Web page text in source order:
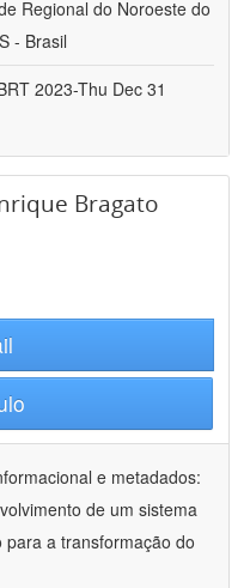
Regional do Noroeste do
- Brasil
2023-Thu Dec 31
Bragato
e metadados:
de um sistema
a transformação do